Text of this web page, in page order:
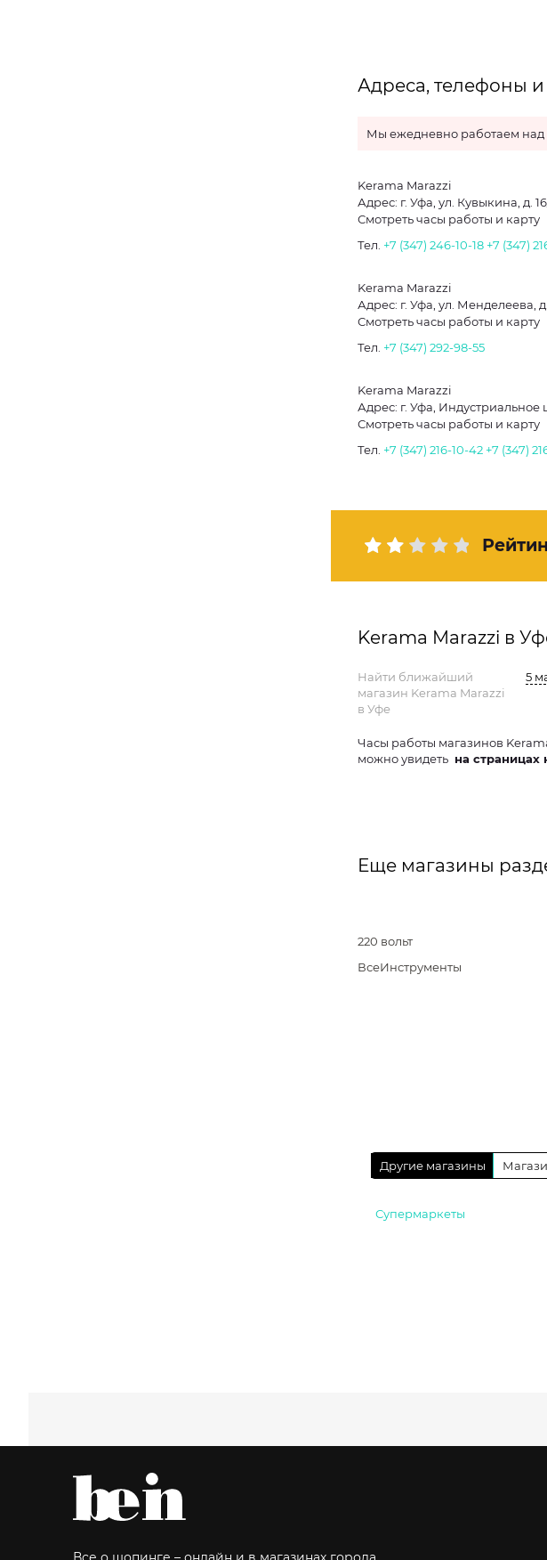
Адреса, телефоны
Мы ежедневно работаем над
Kerama Marazzi
Адрес: г. Уфа, ул. Кувыкина, д.
Смотреть часы работы и карту
Тел. +7 (347) 246-10-18 +7 (347)
Kerama Marazzi
Адрес: г. Уфа, ул. Менделеева,
Смотреть часы работы и карту
Тел. +7 (347) 292-98-55
Kerama Marazzi
Адрес: г. Уфа, Индустриальное
Смотреть часы работы и карту
Тел. +7 (347) 216-10-42 +7 (347)
Kerama Marazzi в
Найти ближайший
магазин Kerama Marazzi
в Уфе
5
Часы работы магазинов
можно увидеть на страницах
Еще магазины
220 вольт
ВсеИнструменты
Другие магазины
Супермаркеты